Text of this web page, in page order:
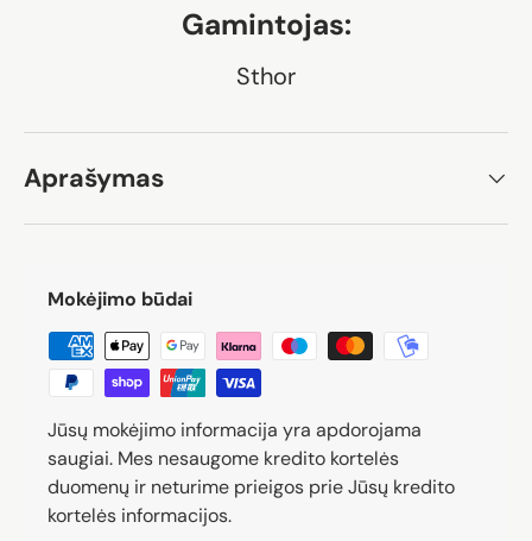
Gamintojas:
Sthor
Aprašymas
Mokėjimo būdai
Jūsų mokėjimo informacija yra apdorojama
saugiai. Mes nesaugome kredito kortelės
duomenų ir neturime prieigos prie Jūsų kredito
kortelės informacijos.